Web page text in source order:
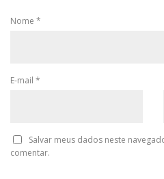
Nome *
E-mail *
Salvar meus dados neste
comentar.